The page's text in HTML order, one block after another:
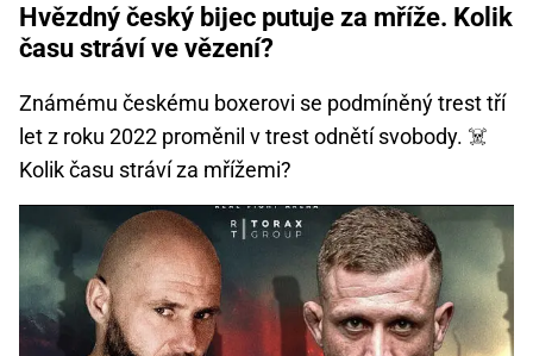
Hvězdný český bijec putuje za mříže. Kolik
času stráví ve vězení?
Známému českému boxerovi se podmíněný trest tří
let z roku 2022 proměnil v trest odnětí svobody. ‍☠️
Kolik času stráví za mřížemi?